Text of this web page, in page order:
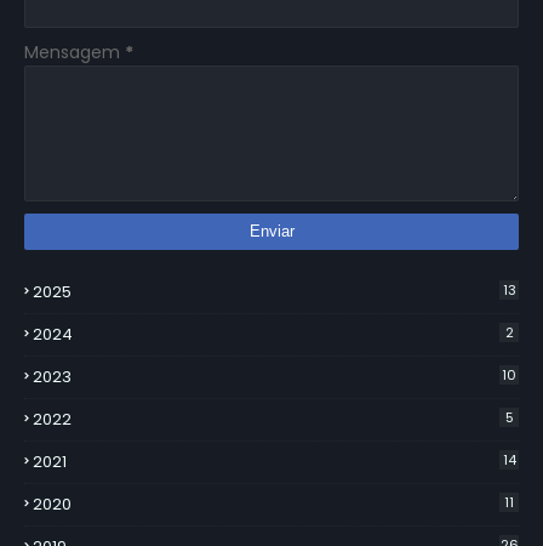
Mensagem *
2025 13
2024 2
2023 10
2022 5
2021 14
2020 11